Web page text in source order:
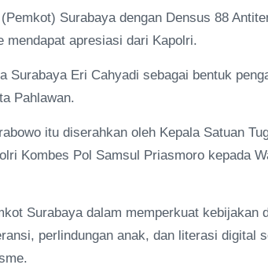
Surabaya dengan Densus 88
mendapat apresiasi dari Kapolri.
Surabaya Eri Cahyadi sebagai bentuk
Pahlawan.
itu diserahkan oleh Kepala Satuan
Kombes Pol Samsul Priasmoro kepada
Surabaya dalam memperkuat kebijakan
perlindungan anak, dan literasi digital